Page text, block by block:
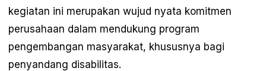
kegiatan ini merupakan wujud nyata komitmen
perusahaan dalam mendukung program
pengembangan masyarakat, khususnya bagi
penyandang disabilitas.